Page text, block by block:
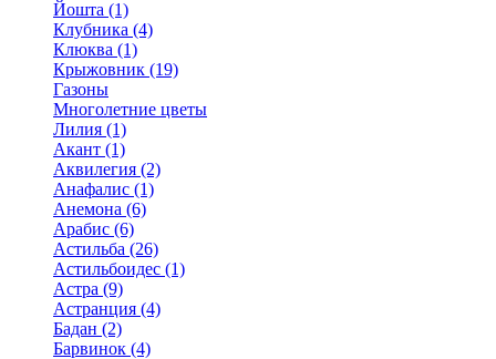
Йошта (1)
Клубника (4)
Клюква (1)
Крыжовник (19)
Газоны
Многолетние цветы
Лилия (1)
Акант (1)
Аквилегия (2)
Анафалис (1)
Анемона (6)
Арабис (6)
Астильба (26)
Астильбоидес (1)
Астра (9)
Астранция (4)
Бадан (2)
Барвинок (4)